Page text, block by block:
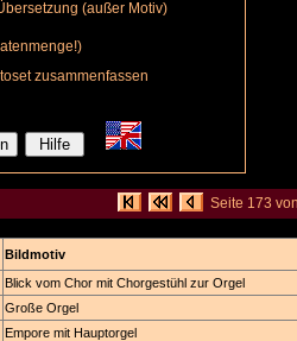
(außer Motiv)
zusammenfassen
Seite 173
Bildmotiv
Blick vom Chor mit Chorgestühl zur Orgel
Große Orgel
Empore mit Hauptorgel